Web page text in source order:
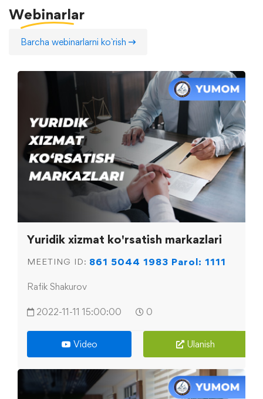
Webinarlar
Barcha webinarlarni ko`rish
Yuridik xizmat ko'rsatish markazlari
MEETING ID: 861 5044 1983 Parol: 1111
Rafik Shakurov
2022-11-11 15:00:00 0
Video Ulanish